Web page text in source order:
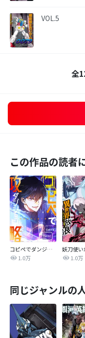
VOL.5
全
この作品の読者
コピペでダンジョン攻略！【タテヨミ】
1.0万
1.0万
同じジャンルの